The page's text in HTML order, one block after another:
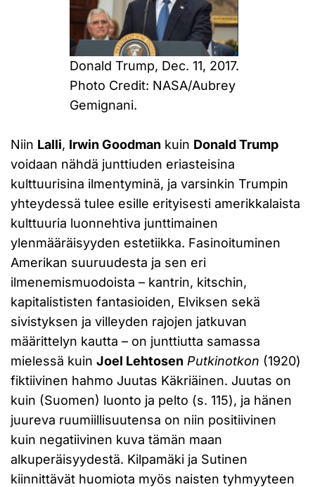
Donald Trump, Dec. 11, 2017.
Photo Credit: NASA/Aubrey
Gemignani.
Niin Lalli, Irwin Goodman kuin Donald Trump
voidaan nähdä junttiuden eriasteisina
kulttuurisina ilmentyminä, ja varsinkin Trumpin
yhteydessä tulee esille erityisesti amerikkalaista
kulttuuria luonnehtiva junttimainen
ylenmääräisyyden estetiikka. Fasinoituminen
Amerikan suuruudesta ja sen eri
ilmenemismuodoista – kantrin, kitschin,
kapitalististen fantasioiden, Elviksen sekä
sivistyksen ja villeyden rajojen jatkuvan
määrittelyn kautta – on junttiutta samassa
mielessä kuin Joel Lehtosen Putkinotkon (1920)
fiktiivinen hahmo Juutas Käkriäinen. Juutas on
kuin (Suomen) luonto ja pelto (s. 115), ja hänen
juureva ruumiillisuutensa on niin positiivinen
kuin negatiivinen kuva tämän maan
alkuperäisyydestä. Kilpamäki ja Sutinen
kiinnittävät huomiota myös naisten tyhmyyteen